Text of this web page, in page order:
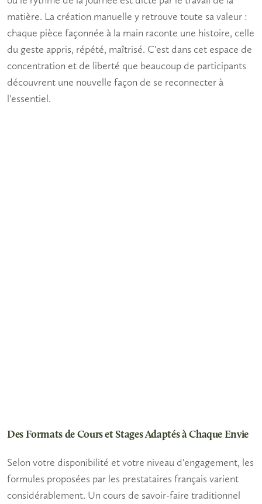
matière. La création manuelle y retrouve toute sa valeur :
chaque pièce façonnée à la main raconte une histoire, celle
du geste appris, répété, maîtrisé. C'est dans cet espace de
concentration et de liberté que beaucoup de participants
découvrent une nouvelle façon de se reconnecter à
l'essentiel.
Des Formats de Cours et Stages Adaptés à Chaque Envie
Selon votre disponibilité et votre niveau d'engagement, les
formules proposées par les prestataires français varient
considérablement. Un cours de savoir-faire traditionnel